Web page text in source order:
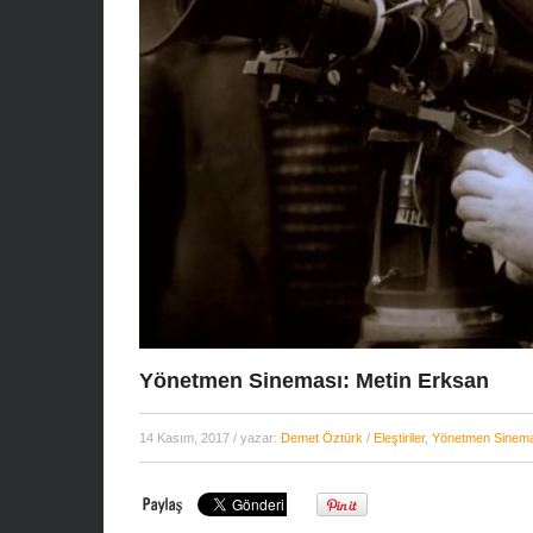
Yönetmen Sineması: Metin Erksan
14 Kasım, 2017 / yazar: Demet Öztürk / Eleştiriler, Yönetmen